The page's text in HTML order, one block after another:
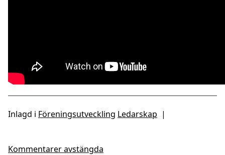
Inlagd i Föreningsutveckling Ledarskap |
Kommentarer avstängda